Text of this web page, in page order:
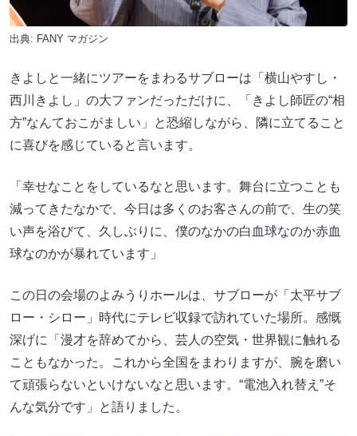
出典: FANY マガジン
きよしと一緒にツアーをまわるサブローは「横山やすし・
西川きよし」の大ファンだっただけに、「きよし師匠の“相
方”なんておこがましい」と恐縮しながら、隣に立てること
に喜びを感じていると言います。
「幸せなことをしているなと思います。舞台に立つことも
減ってきたなかで、今日は多くのお客さんの前で、生の笑
い声を浴びて、久しぶりに、僕のなかの白血球なのか赤血
球なのかが暴れています」
この日の会場のよみうりホールは、サブローが「太平サブ
ロー・シロー」時代にテレビ収録で訪れていた場所。感慨
深げに「漫才を辞めてから、芸人の空気・世界観に触れる
こともなかった。これから全国をまわりますが、腕を磨い
て頑張らないといけないなと思います。“電池入れ替え”そ
んな気分です」と語りました。